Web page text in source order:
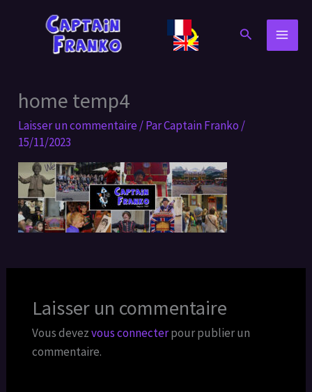
Rechercher
home temp4
Laisser un commentaire/ ParCaptain Franko /
15/11/2023
Laisser un commentaire
Vous devezvous connecterpour publier un
commentaire.